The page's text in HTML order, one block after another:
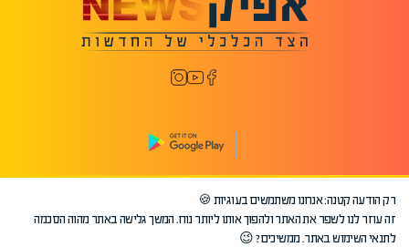
©2026 כל הזכויות שמורות לאפיק.
רק הודעה קטנה: אנחנו משתמשים בעוגיות 🍪
זה עוזר לנו לשפר את האתר ולהפוך אותו ליותר נוח. המשך גלישה באתר מהוה הסכמה
לתנאי השימוש באתר. ממשיכים? 😉